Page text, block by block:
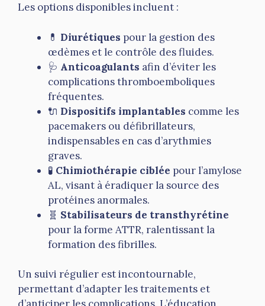
Les options disponibles incluent :
💊 Diurétiques pour la gestion des
œdèmes et le contrôle des fluides.
🩺 Anticoagulants afin d’éviter les
complications thromboemboliques
fréquentes.
🔌 Dispositifs implantables comme les
pacemakers ou défibrillateurs,
indispensables en cas d’arythmies
graves.
🧪 Chimiothérapie ciblée pour l’amylose
AL, visant à éradiquer la source des
protéines anormales.
🧬 Stabilisateurs de transthyrétine
pour la forme ATTR, ralentissant la
formation des fibrilles.
Un suivi régulier est incontournable,
permettant d’adapter les traitements et